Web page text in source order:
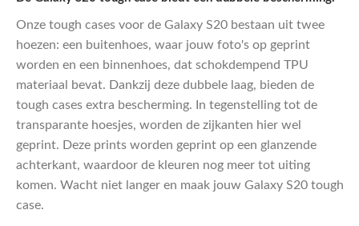
Onze tough cases voor de Galaxy S20 bestaan uit twee
hoezen: een buitenhoes, waar jouw foto's op geprint
worden en een binnenhoes, dat schokdempend TPU
materiaal bevat. Dankzij deze dubbele laag, bieden de
tough cases extra bescherming. In tegenstelling tot de
transparante hoesjes, worden de zijkanten hier wel
geprint. Deze prints worden geprint op een glanzende
achterkant, waardoor de kleuren nog meer tot uiting
komen. Wacht niet langer en maak jouw Galaxy S20 tough
case.